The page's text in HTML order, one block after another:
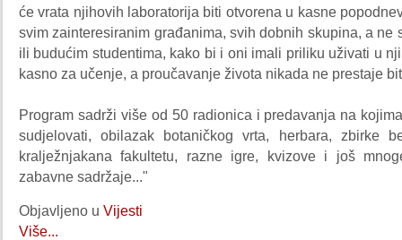
će vrata njihovih laboratorija biti otvorena u kasne
svim zainteresiranim građanima, svih dobnih skupina, a ne
ili budućim studentima, kako bi i oni imali priliku uživati u
kasno za učenje, a proučavanje života nikada ne prestaje
Program sadrži više od 50 radionica i predavanja na
sudjelovati, obilazak botaničkog vrta, herbara, zbirke
kralježnjakana fakultetu, razne igre, kvizove i još
zabavne sadržaje..."
Objavljeno u Vijesti
Više...